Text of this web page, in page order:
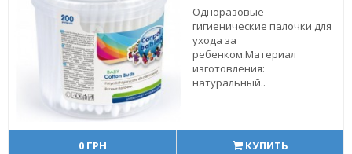
Одноразовые
гигиенические палочки для
ухода за
ребенком.Материал
изготовления:
натуральный..
0 ГРН КУПИТЬ